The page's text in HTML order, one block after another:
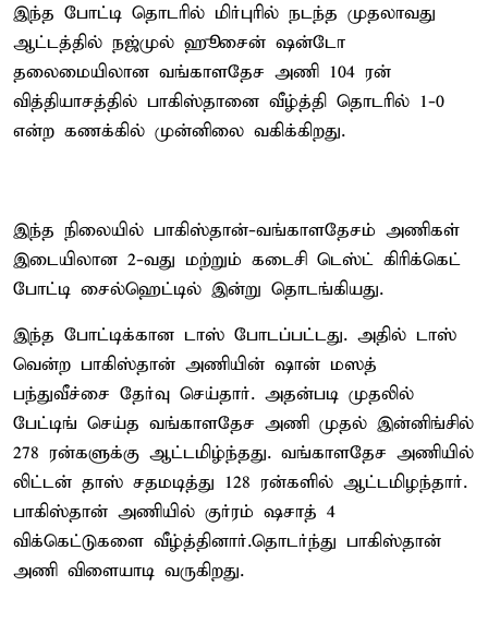
இந்த போட்டி தொடரில் மிர்புரில் நடந்த முதலாவது
ஆட்டத்தில் நஜ்முல் ஹூசைன் ஷன்டோ
தலைமையிலான வங்காளதேச அணி 104 ரன்
வித்தியாசத்தில் பாகிஸ்தானை வீழ்த்தி தொடரில் 1-0
என்ற கணக்கில் முன்னிலை வகிக்கிறது.
இந்த நிலையில் பாகிஸ்தான்-வங்காளதேசம் அணிகள்
இடையிலான 2-வது மற்றும் கடைசி டெஸ்ட் கிரிக்கெட்
போட்டி சைல்ஹெட்டில் இன்று தொடங்கியது.
இந்த போட்டிக்கான டாஸ் போடப்பட்டது. அதில் டாஸ்
வென்ற பாகிஸ்தான் அணியின் ஷான் மஸத்
பந்துவீச்சை தேர்வு செய்தார். அதன்படி முதலில்
பேட்டிங் செய்த வங்காளதேச அணி முதல் இன்னிங்சில்
278 ரன்களுக்கு ஆட்டமிழ்ந்தது. வங்காளதேச அணியில்
லிட்டன் தாஸ் சதமடித்து 128 ரன்களில் ஆட்டமிழந்தார்.
பாகிஸ்தான் அணியில் குர்ரம் ஷசாத் 4
விக்கெட்டுகளை வீழ்த்தினார்.தொடர்ந்து பாகிஸ்தான்
அணி விளையாடி வருகிறது.